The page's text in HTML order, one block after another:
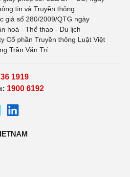
tin và Truyền thông
giả số 280/2009/QTG ngày
hoá - Thể thao - Du lịch
Cổ phần Truyền thông Luật Việt
Trần Văn Trí
1919
1900 6192